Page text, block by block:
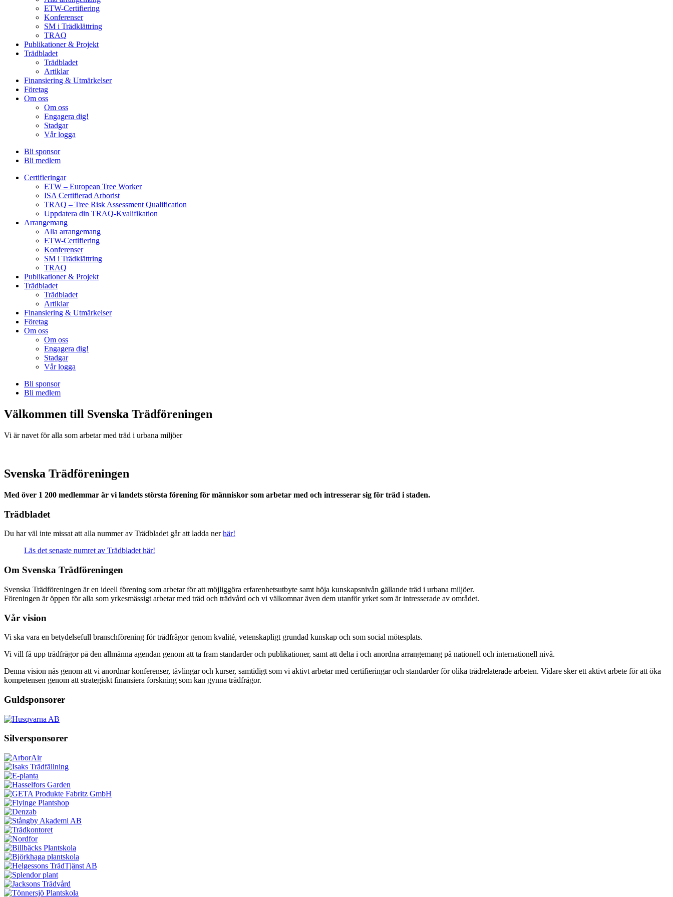
ETW-Certifiering
Konferenser
SM i Trädklättring
TRAQ
Publikationer & Projekt
Trädbladet
Trädbladet
Artiklar
Finansiering & Utmärkelser
Företag
Om oss
Om oss
Engagera dig!
Stadgar
Vår logga
Bli sponsor
Bli medlem
Certifieringar
ETW – European Tree Worker
ISA Certifierad Arborist
TRAQ – Tree Risk Assessment Qualification
Uppdatera din TRAQ-Kvalifikation
Arrangemang
Alla arrangemang
ETW-Certifiering
Konferenser
SM i Trädklättring
TRAQ
Publikationer & Projekt
Trädbladet
Trädbladet
Artiklar
Finansiering & Utmärkelser
Företag
Om oss
Om oss
Engagera dig!
Stadgar
Vår logga
Bli sponsor
Bli medlem
Välkommen till Svenska Trädföreningen
Vi är navet för alla som arbetar med träd i urbana miljöer
Svenska Trädföreningen
Med över 1 200 medlemmar är vi landets största förening för människor som arbetar med och intresserar sig för träd i staden.
Trädbladet
Du har väl inte missat att alla nummer av Trädbladet går att ladda nerhär!
Läs det senaste numret av Trädbladet här!
Om Svenska Trädföreningen
Svenska Trädföreningen är en ideell förening som arbetar för att möjliggöra erfarenhetsutbyte samt höja kunskapsnivån gällande träd i urbana miljöer.
Föreningen är öppen för alla som yrkesmässigt arbetar med träd och trädvård och vi välkomnar även dem utanför yrket som är intresserade av området.
Vår vision
Vi ska vara en betydelsefull branschförening för trädfrågor genom kvalité, vetenskapligt grundad kunskap och som social mötesplats.
Vi vill få upp trädfrågor på den allmänna agendan genom att ta fram standarder och publikationer, samt att delta i och anordna arrangemang på nationell och internationell nivå.
Denna vision nås genom att vi anordnar konferenser, tävlingar och kurser, samtidigt som vi aktivt arbetar med certifieringar och standarder för olika trädrelaterade arbeten. Vidare sker ett aktivt arbete för att öka
kompetensen genom att strategiskt finansiera forskning som kan gynna trädfrågor.
Guldsponsorer
Silversponsorer